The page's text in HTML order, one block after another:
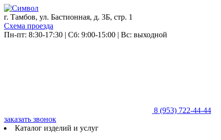
г. Тамбов, ул. Бастионная, д. 3Б, стр. 1
Схема проезда
Пн-пт: 8:30-17:30 | Сб: 9:00-15:00 | Вс: выходной
8 (953) 722-44-44
заказать звонок
Каталог изделий и услуг